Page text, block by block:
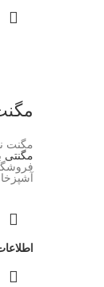
مگنت
مگنتی